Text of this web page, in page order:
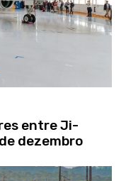
entre Ji-
dezembro